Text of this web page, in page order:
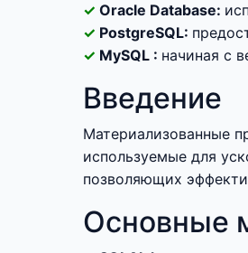
Oracle Database:
PostgreSQL:
MySQL : начиная с
Введение
Материализованные
используемые для
позволяющих
Основные